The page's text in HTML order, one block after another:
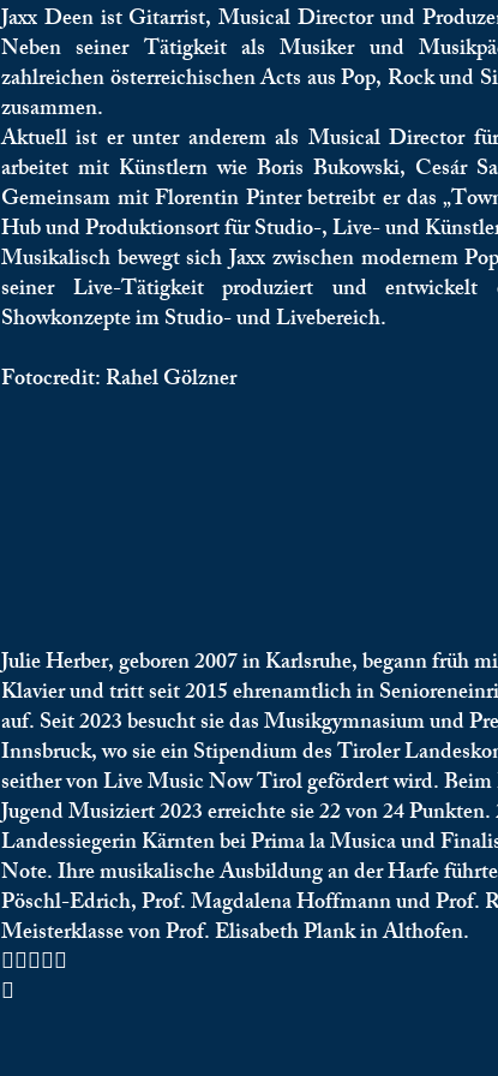
Jaxx Deen ist Gitarrist, Musical Director und
Neben seiner Tätigkeit als Musiker und
zahlreichen österreichischen Acts aus Pop, Rock und
zusammen.
Aktuell ist er unter anderem als Musical Director
arbeitet mit Künstlern wie Boris Bukowski, Cesár
Gemeinsam mit Florentin Pinter betreibt er das
Hub und Produktionsort für Studio-, Live- und
Musikalisch bewegt sich Jaxx zwischen modernem
seiner Live-Tätigkeit produziert und
Showkonzepte im Studio- und Livebereich.
Fotocredit: Rahel Gölzner
Julie Herber, geboren 2007 in Karlsruhe, begann früh
Klavier und tritt seit 2015 ehrenamtlich in
auf. Seit 2023 besucht sie das Musikgymnasium und
Innsbruck, wo sie ein Stipendium des Tiroler
seither von Live Music Now Tirol gefördert wird. Beim
Jugend Musiziert 2023 erreichte sie 22 von 24 Punkten.
Landessiegerin Kärnten bei Prima la Musica und
Note. Ihre musikalische Ausbildung an der Harfe
Pöschl-Edrich, Prof. Magdalena Hoffmann und Prof.
Meisterklasse von Prof. Elisabeth Plank in Althofen.

